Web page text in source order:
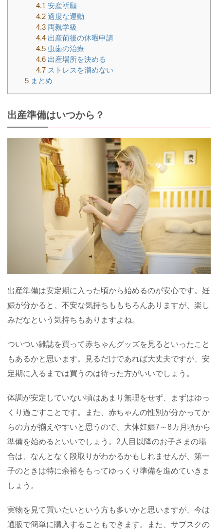
4.1 安産祈願
4.2適度な運動
4.3両親学級
4.4出産前後の休暇申請
4.5虫歯の治療
4.6出産場所を決める
4.7ストレスを溜めない
5 まとめ
出産準備はいつから？
出産準備は安定期に入った頃から始めるのが安心です。妊
娠が分かると、不安な気持ちももちろんありますが、楽し
みだなという気持ちもありますよね。
ついつい雑誌を買って赤ちゃんグッズを見るといったこと
もあるかと思います。見るだけであれば大丈夫ですが、安
定期に入るまでは買うのは待った方がいいでしょう。
体調が安定していない頃はあまり無理をせず、まずはゆっ
くり過ごすことです。また、赤ちゃんの性別が分かってか
らの方が揃えやすいと思うので、大体妊娠7 ～8カ月頃から
準備を始めるといいでしょう。2人目以降のお子さまの場
合は、なんとなく段取りがわかるかもしれませんが、第一
子のときは特に余裕をもってゆっくり準備を進めていきま
しょう。
実物を見て買いたいという方も多いかと思いますが、今は
通販で簡単に購入することもできます。また、サブスクの